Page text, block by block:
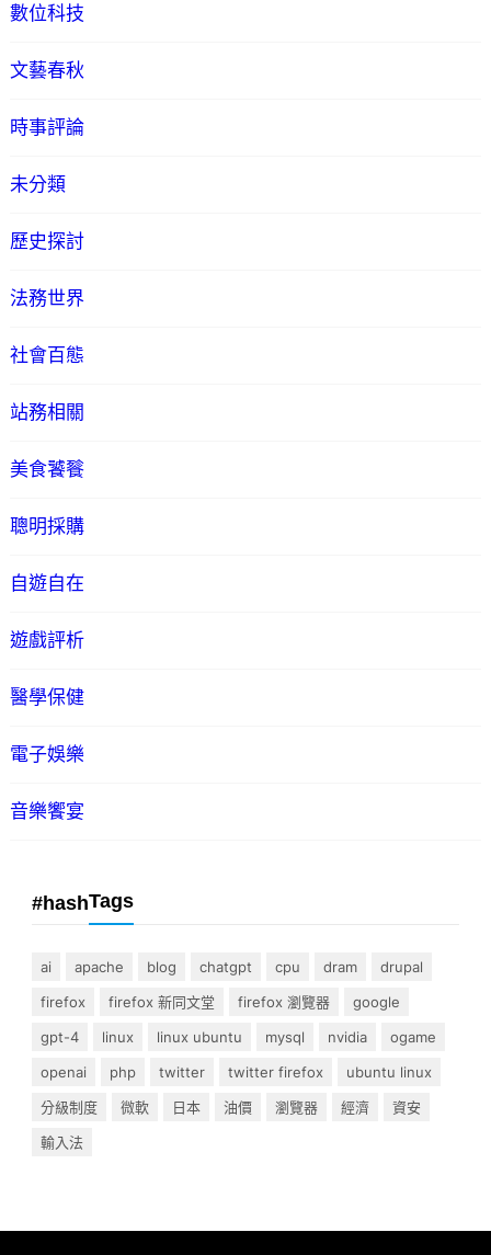
數位科技
文藝春秋
時事評論
未分類
歷史探討
法務世界
社會百態
站務相關
美食饕餮
聰明採購
自遊自在
遊戲評析
醫學保健
電子娛樂
音樂饗宴
#hashTags
ai apache blog chatgpt cpu dram
drupal
firefox
firefox 新同文堂 firefox 瀏覽器
google
gpt-4
linux linux ubuntu mysql nvidia
ogame
openai
php twitter twitter firefox
ubuntu linux
分級制度
微軟 日本 油價 瀏覽器 經濟
資安
輸入法